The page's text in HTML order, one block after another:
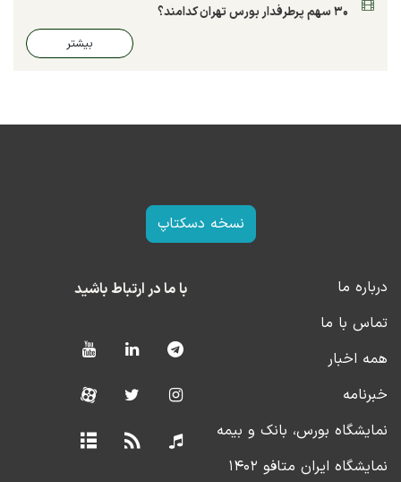
۳۰ سهم پرطرفدار بورس تهران کدامند؟
بیشتر
نسخه دسکتاپ
درباره ما
تماس با ما
همه اخبار
خبرنامه
نمایشگاه بورس، بانک و بیمه
نمایشگاه ایران متافو ۱۴۰۲
با ما در ارتباط باشید